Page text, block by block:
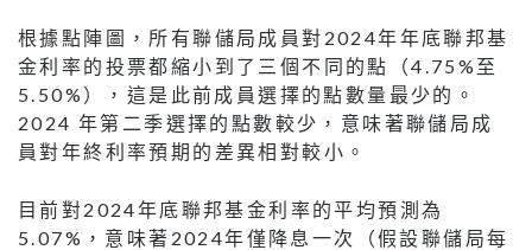
根據點陣圖，所有聯儲局成員對2024年年底聯邦基
金利率的投票都縮小到了三個不同的點（4.75%至
5.50%），這是此前成員選擇的點數量最少的。
2024 年第二季選擇的點數較少，意味著聯儲局成
員對年終利率預期的差異相對較小。
目前對2024年底聯邦基金利率的平均預測為
5.07%，意味著2024年僅降息一次（假設聯儲局每